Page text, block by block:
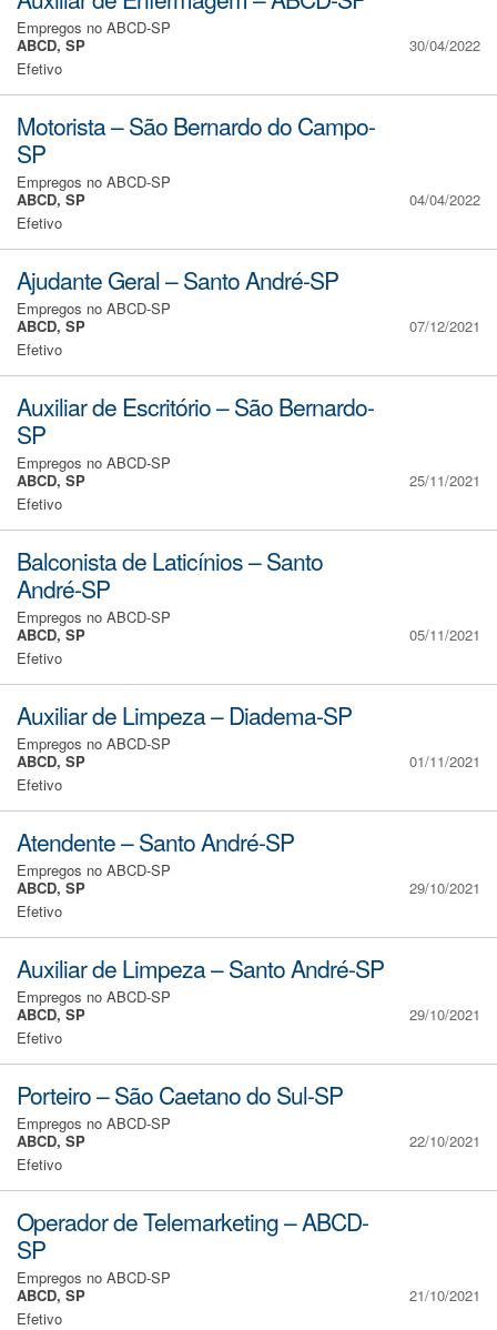
Empregos no ABCD-SP
ABCD, SP
Efetivo
30/04/2022
Motorista – São Bernardo do Campo-
SP
Empregos no ABCD-SP
ABCD, SP
Efetivo
04/04/2022
Ajudante Geral – Santo André-SP
Empregos no ABCD-SP
ABCD, SP
Efetivo
07/12/2021
Auxiliar de Escritório – São Bernardo-
SP
Empregos no ABCD-SP
ABCD, SP
Efetivo
25/11/2021
Balconista de Laticínios – Santo
André-SP
Empregos no ABCD-SP
ABCD, SP
Efetivo
05/11/2021
Auxiliar de Limpeza – Diadema-SP
Empregos no ABCD-SP
ABCD, SP
Efetivo
01/11/2021
Atendente – Santo André-SP
Empregos no ABCD-SP
ABCD, SP
Efetivo
29/10/2021
Auxiliar de Limpeza – Santo André-SP
Empregos no ABCD-SP
ABCD, SP
Efetivo
29/10/2021
Porteiro – São Caetano do Sul-SP
Empregos no ABCD-SP
ABCD, SP
Efetivo
22/10/2021
Operador de Telemarketing – ABCD-
SP
Empregos no ABCD-SP
ABCD, SP
Efetivo
21/10/2021